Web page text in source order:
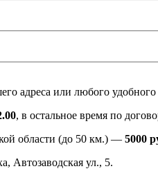
адреса или любого удобного
, в остальное время по
области (до 50 км.) — 5000
Автозаводская ул., 5.